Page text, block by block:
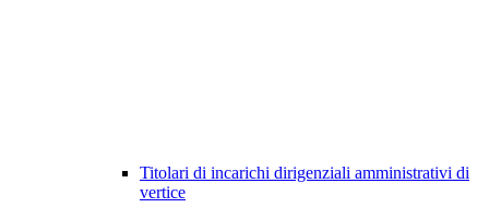
Titolari di incarichi dirigenziali amministrativi di
vertice